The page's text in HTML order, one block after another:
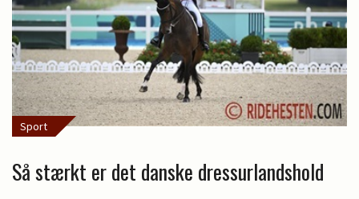
Sport
Så stærkt er det danske dressurlandshold